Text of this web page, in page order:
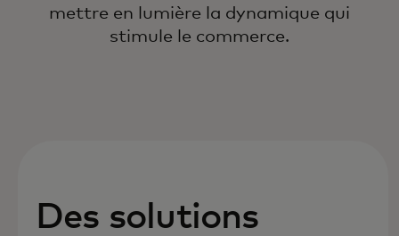
mettre en lumière la dynamique qui
stimule le commerce.
Des solutions